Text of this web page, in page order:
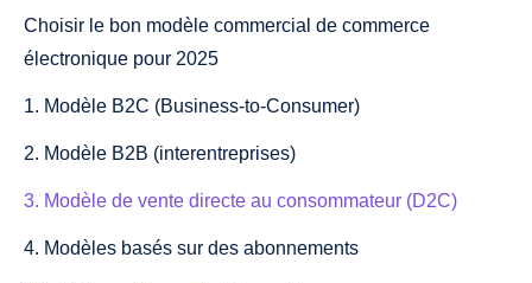
Choisir le bon modèle commercial de commerce
électronique pour 2025
1. Modèle B2C (Business-to-Consumer)
2. Modèle B2B (interentreprises)
3. Modèle de vente directe au consommateur (D2C)
4. Modèles basés sur des abonnements